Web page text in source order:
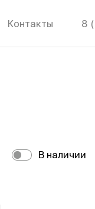
Контакты 8
В наличии